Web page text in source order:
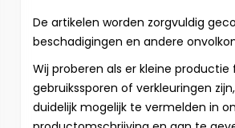
De artikelen worden zorgvuldig
beschadigingen en andere
Wij proberen als er kleine productie
gebruikssporen of verkleuringen
duidelijk mogelijk te vermelden in